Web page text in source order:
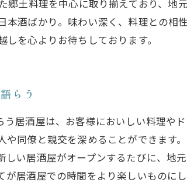
郷土料理を中心に取り揃えており、
本酒ばかり。味わい深く、料理との
しを心よりお待ちしております。
らう
う居酒屋は、お客様においしい料理や
や同僚と親交を深めることができます
しい居酒屋がオープンするたびに、地
が居酒屋での時間をより楽しいものに